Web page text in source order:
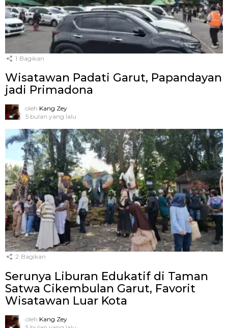
1 Bagikan
Wisatawan Padati Garut, Papandayan
jadi Primadona
oleh Kang Zey
5 bulan yang lalu
2 Bagikan
Serunya Liburan Edukatif di Taman
Satwa Cikembulan Garut, Favorit
Wisatawan Luar Kota
oleh Kang Zey